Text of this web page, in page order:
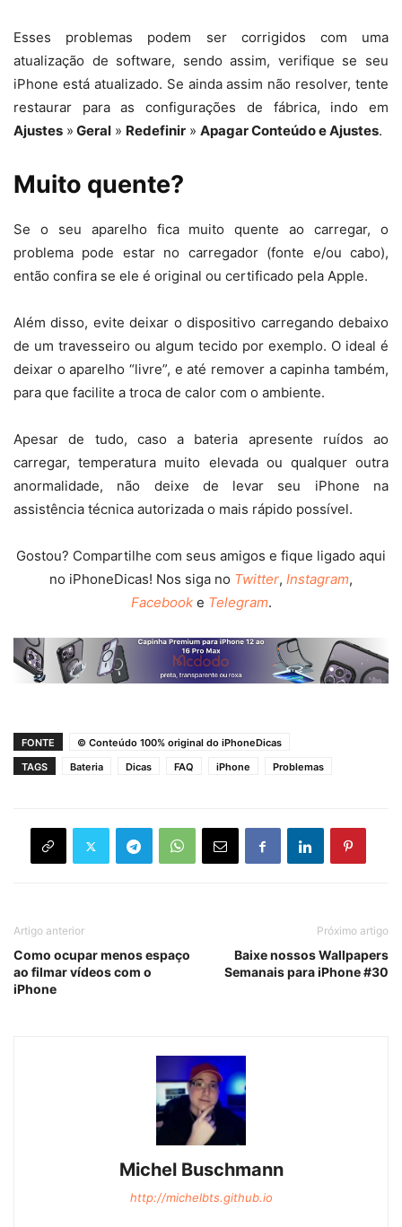
Esses problemas podem ser corrigidos com uma
atualização de software, sendo assim, verifique se seu
iPhone está atualizado. Se ainda assim não resolver, tente
restaurar para as configurações de fábrica, indo em
Ajustes » Geral » Redefinir » Apagar Conteúdo e Ajustes.
Muito quente?
Se o seu aparelho fica muito quente ao carregar, o
problema pode estar no carregador (fonte e/ou cabo),
então confira se ele é original ou certificado pela Apple.
Além disso, evite deixar o dispositivo carregando debaixo
de um travesseiro ou algum tecido por exemplo. O ideal é
deixar o aparelho “livre”, e até remover a capinha também,
para que facilite a troca de calor com o ambiente.
Apesar de tudo, caso a bateria apresente ruídos ao
carregar, temperatura muito elevada ou qualquer outra
anormalidade, não deixe de levar seu iPhone na
assistência técnica autorizada o mais rápido possível.
Gostou? Compartilhe com seus amigos e fique ligado aqui
no iPhoneDicas! Nos siga no Twitter, Instagram,
Facebooke Telegram.
FONTE
© Conteúdo 100% original do iPhoneDicas
TAGS
Bateria Dicas FAQ iPhone Problemas
Artigo anterior
Como ocupar menos espaço
ao filmar vídeos com o
iPhone
Próximo artigo
Baixe nossos Wallpapers
Semanais para iPhone #30
Michel Buschmann
http://michelbts.github.io